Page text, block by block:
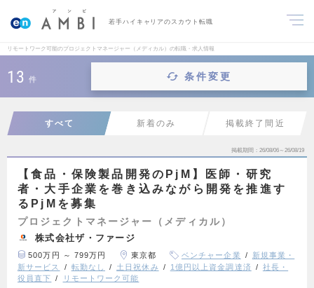
若手ハイキャリアのスカウト転職
リモートワーク可能のプロジェクトマネージャー（メディカル）の転職・求人情報
13 件 条件変更
すべて 新着のみ 掲載終了間近
掲載期間 26/08/06～26/08/19
【食品・保険製品開発のPjM】医師・研究
者・大手企業を巻き込みながら開発を推進す
るPjMを募集
プロジェクトマネージャー（メディカル）
株式会社ザ・ファージ
500万円 ～ 799万円 東京都 ベンチャー企業
新規事業・
新サービス
転勤なし 土日祝休み 1億円以上資金調達済
社長・
役員直下
リモートワーク可能